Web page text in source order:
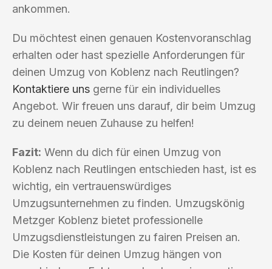
ankommen.
Du möchtest einen genauen Kostenvoranschlag
erhalten oder hast spezielle Anforderungen für
deinen Umzug von Koblenz nach Reutlingen?
Kontaktiere uns gerne für ein individuelles
Angebot. Wir freuen uns darauf, dir beim Umzug
zu deinem neuen Zuhause zu helfen!
Fazit: Wenn du dich für einen Umzug von
Koblenz nach Reutlingen entschieden hast, ist es
wichtig, ein vertrauenswürdiges
Umzugsunternehmen zu finden. Umzugskönig
Metzger Koblenz bietet professionelle
Umzugsdienstleistungen zu fairen Preisen an.
Die Kosten für deinen Umzug hängen von